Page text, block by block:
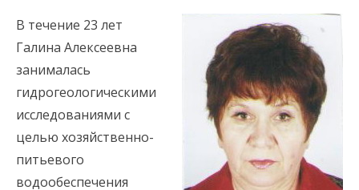
В течение 23 лет
Галина Алексеевна
занималась
гидрогеологическими
исследованиями с
целью хозяйственно-
питьевого
водообеспечения